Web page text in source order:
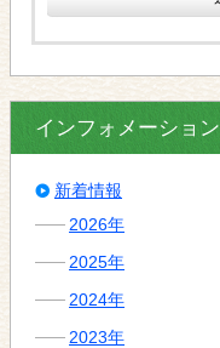
インフォメーション
新着情報
2026年
2025年
2024年
2023年